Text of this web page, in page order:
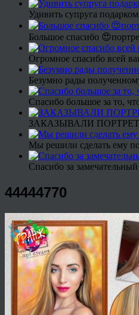
Удивить супруга
Большое спасибо
Огромное спасибо всей
Безумно рады
Спасибо большое за то,
ЗАКАЗЫВАЛИ
Мы решили сделать ему
Спасибо за
44444770